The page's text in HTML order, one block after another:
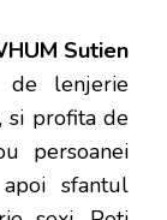
Sutien
de lenjerie
si profita de
persoanei
sfantul